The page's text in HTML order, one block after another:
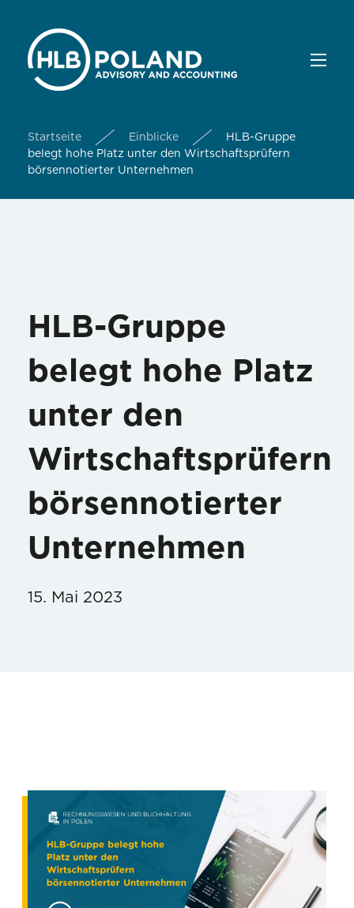
Startseite Einblicke
HLB-Gruppe
belegt hohe Platz unter den Wirtschaftsprüfern
börsennotierter Unternehmen
HLB-Gruppe
belegt hohe Platz
unter den
Wirtschaftsprüfern
börsennotierter
Unternehmen
15. Mai 2023